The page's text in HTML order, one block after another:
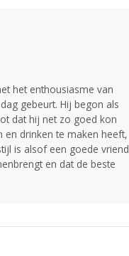
het enthousiasme van
gebeurt. Hij begon als
dat hij net zo goed kon
en drinken te maken heeft,
is alsof een goede vriend
en dat de beste